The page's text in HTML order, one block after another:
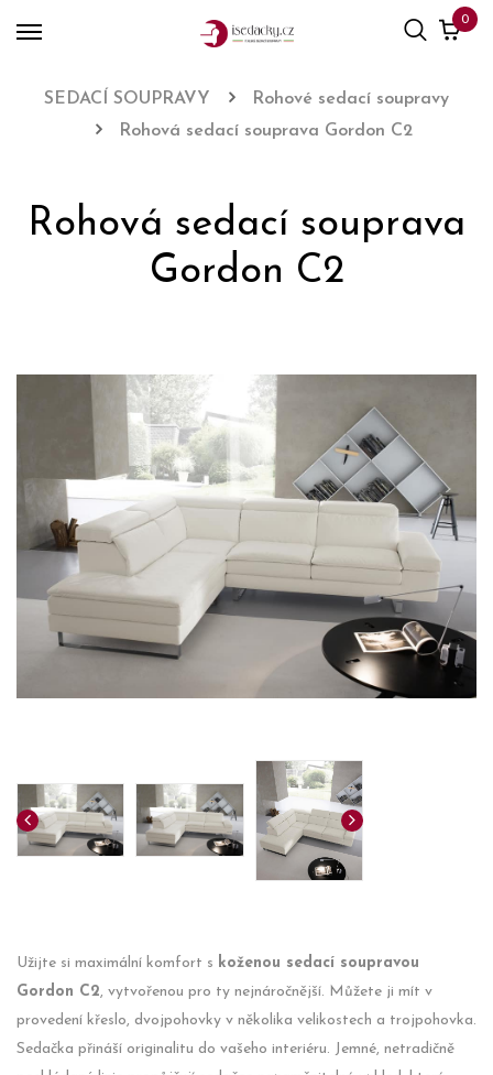
0
SEDACÍ SOUPRAVY
Rohové sedací soupravy
Rohová sedací souprava Gordon C2
Rohová sedací souprava
Gordon C2
Užijte si maximální komfort s koženou sedací soupravou
Gordon C2, vytvořenou pro ty nejnáročnější. Můžete ji mít v
provedení křeslo, dvojpohovky v několika velikostech a trojpohovka.
Sedačka přináší originalitu do vašeho interiéru. Jemné, netradičně